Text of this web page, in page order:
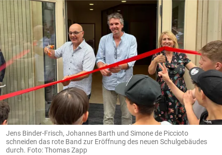
Jens Binder-Frisch, Johannes Barth und Simone de Piccioto
schneiden das rote Band zur Eröffnung des neuen Schulgebäudes
durch. Foto: Thomas Zapp